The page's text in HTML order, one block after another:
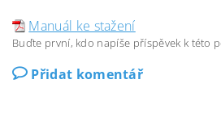
Manuál ke stažení
Buďte první, kdo napíše příspěvek k této
Přidat komentář